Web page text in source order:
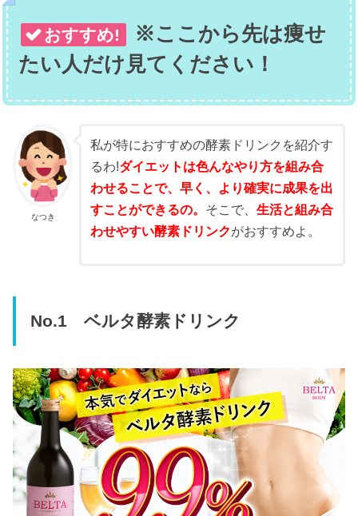
おすすめ!
※ここから先は痩せ
たい人だけ見てください！
なつき
私が特におすすめの酵素ドリンクを紹介す
るわ!ダイエットは色んなやり方を組み合
わせることで、早く、より確実に成果を出
すことができるの。 そこで、 生活と組み合
わせやすい酵素ドリンクがおすすめよ。
No.1 ベルタ酵素ドリンク